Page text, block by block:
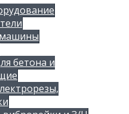
бетона и